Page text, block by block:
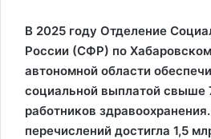
В 2025 году Отделение
России (СФР) по
автономной области
социальной выплатой свыше
работников
перечислений достигла 1,5